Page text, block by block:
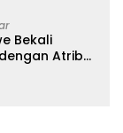
Bekali
Atribut